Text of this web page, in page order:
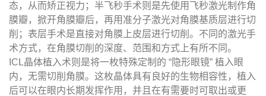
态，从而矫正视力；半飞秒手术则是先使用飞秒激光制作角
膜瓣，掀开角膜瓣后，再用准分子激光对角膜基质层进行切
削；表层手术是直接对角膜上皮层进行切削。不同的激光手
术方式，在角膜切削的深度、范围和方式上有所不同。
ICL晶体植入术则是将一枚特殊定制的 “隐形眼镜” 植入眼
内，无需切削角膜。这枚晶体具有良好的生物相容性，植入
后可以在眼内长期发挥作用，并且在有需要时可取出或更